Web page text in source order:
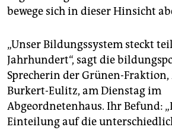
bewege sich in dieser Hinsicht
„Unser Bildungssystem steckt
Jahrhundert“, sagt die
Sprecherin der Grünen-
Burkert-Eulitz, am Dienstag im
Abgeordnetenhaus. Ihr Befund:
Einteilung auf die